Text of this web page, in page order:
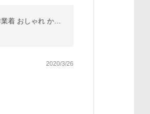
2020/3/26